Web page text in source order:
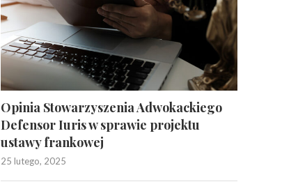
Opinia Stowarzyszenia Adwokackiego
Defensor Iuris w sprawie projektu
ustawy frankowej
25 lutego, 2025